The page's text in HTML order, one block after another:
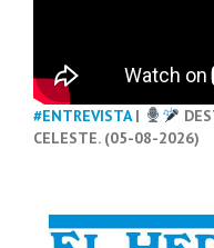
#ENTREVISTA|
CELESTE. (05-08-2026)